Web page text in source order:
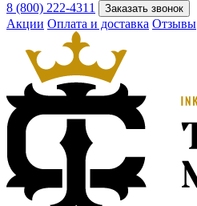
8 (800) 222-4311 Заказать звонок
Акции Оплата и доставка Отзывы